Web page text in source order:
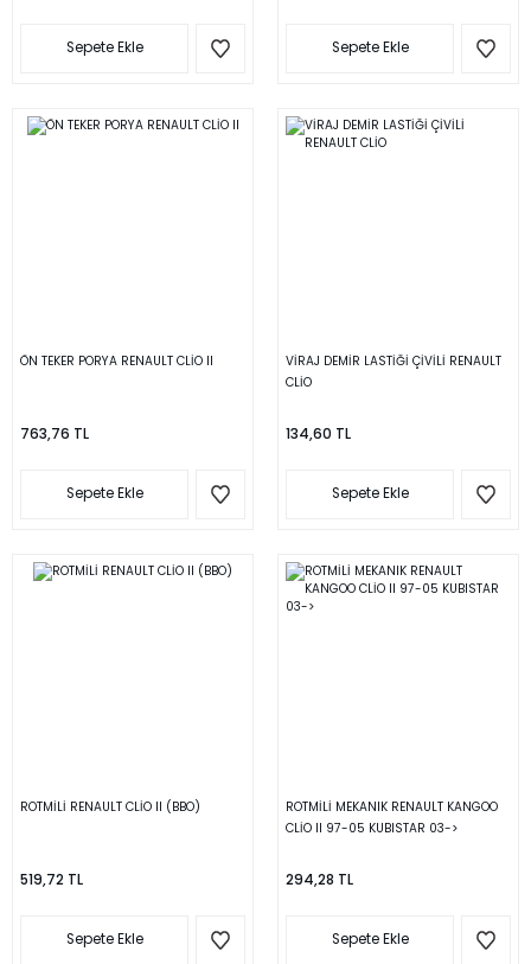
Sepete Ekle Sepete Ekle
ÖN TEKER PORYA RENAULT CLİO II
763,76 TL
Sepete Ekle
VİRAJ DEMİR LASTİĞİ ÇİVİLİ RENAULT
CLİO
134,60 TL
Sepete Ekle
ROTMİLİ RENAULT CLİO II (BBO)
519,72 TL
Sepete Ekle
ROTMİLİ MEKANIK RENAULT KANGOO
CLİO II 97-05 KUBISTAR 03->
294,28 TL
Sepete Ekle